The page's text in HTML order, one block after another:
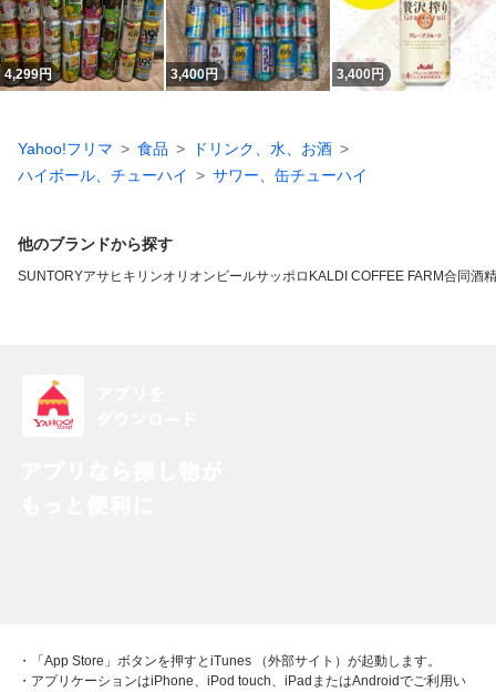
4,299円 3,400円 3,400 円
Yahoo!フリマ 食品
ドリンク、水、お酒
ハイボール、チューハイ
サワー、缶チューハイ
他のブランドから探す
SUNTORYアサヒ キリンオリオンビールサッポロ KALDI COFFEE FARM合同酒精
・「App Store」ボタンを押すとiTunes （外部サイト）が起動します。
・アプリケーションはiPhone、iPod touch、iPadまたはAndroidでご利用い